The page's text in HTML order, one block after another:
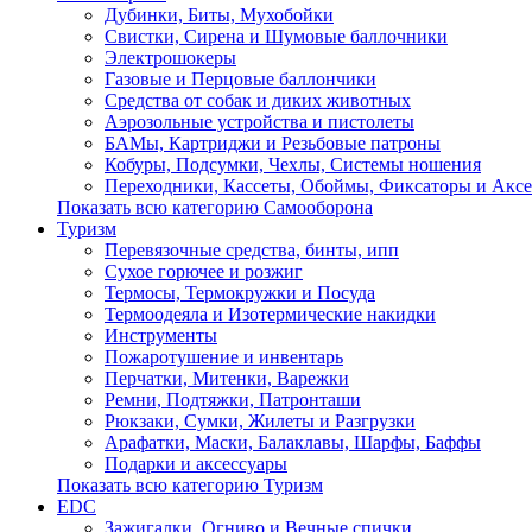
Дубинки, Биты, Мухобойки
Свистки, Сирена и Шумовые баллочники
Электрошокеры
Газовые и Перцовые баллончики
Средства от собак и диких животных
Аэрозольные устройства и пистолеты
БАМы, Картриджи и Резьбовые патроны
Кобуры, Подсумки, Чехлы, Системы ношения
Переходники, Кассеты, Обоймы, Фиксаторы и
Показать всю категорию Самооборона
Туризм
Перевязочные средства, бинты, ипп
Сухое горючее и розжиг
Термосы, Термокружки и Посуда
Термоодеяла и Изотермические накидки
Инструменты
Пожаротушение и инвентарь
Перчатки, Митенки, Варежки
Ремни, Подтяжки, Патронташи
Рюкзаки, Сумки, Жилеты и Разгрузки
Арафатки, Маски, Балаклавы, Шарфы, Баффы
Подарки и аксессуары
Показать всю категорию Туризм
EDC
Зажигалки, Огниво и Вечные спички